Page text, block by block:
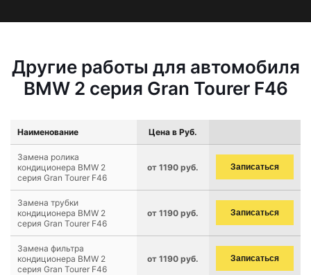
Другие работы для автомобиля
BMW 2 серия Gran Tourer F46
Наименование Цена в Руб.
Замена ролика
кондиционера BMW 2
серия Gran Tourer F46
от 1190 руб. Записаться
Замена трубки
кондиционера BMW 2
серия Gran Tourer F46
от 1190 руб. Записаться
Замена фильтра
кондиционера BMW 2
серия Gran Tourer F46
от 1190 руб. Записаться